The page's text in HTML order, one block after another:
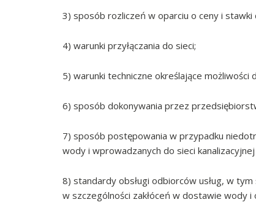
3) sposób rozliczeń w oparciu o ceny i stawki
4) warunki przyłączania do sieci;
5) warunki techniczne określające możliwości
6) sposób dokonywania przez
7) sposób postępowania w przypadku
wody i wprowadzanych do sieci kanalizacyjnej
8) standardy obsługi odbiorców usług, w
w szczególności zakłóceń w dostawie wody i